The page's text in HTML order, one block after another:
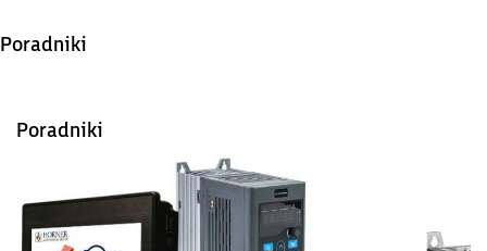
Poradniki
Poradniki